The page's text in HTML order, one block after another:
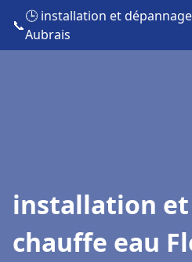
📞
🕒 installation et
Aubrais
installation et
chauffe eau